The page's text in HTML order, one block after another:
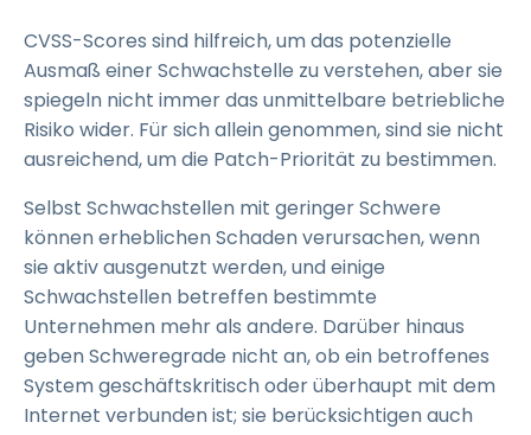
CVSS-Scores sind hilfreich, um das potenzielle
Ausmaß einer Schwachstelle zu verstehen, aber sie
spiegeln nicht immer das unmittelbare betriebliche
Risiko wider. Für sich allein genommen, sind sie nicht
ausreichend, um die Patch-Priorität zu bestimmen.
Selbst Schwachstellen mit geringer Schwere
können erheblichen Schaden verursachen, wenn
sie aktiv ausgenutzt werden, und einige
Schwachstellen betreffen bestimmte
Unternehmen mehr als andere. Darüber hinaus
geben Schweregrade nicht an, ob ein betroffenes
System geschäftskritisch oder überhaupt mit dem
Internet verbunden ist; sie berücksichtigen auch